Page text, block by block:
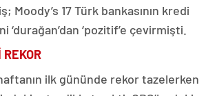
Moody’s 17 Türk bankasının kredi
‘pozitif’e çevirmişti.
REKOR
ilk gününde rekor tazelerken